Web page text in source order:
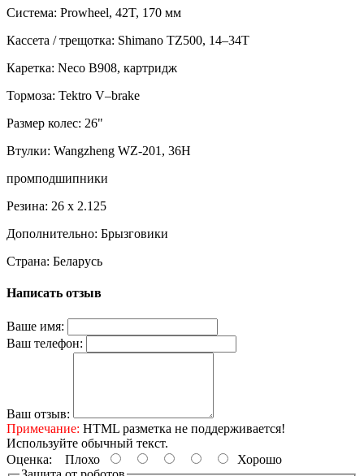
Система: Prowheel, 42T, 170 мм
Кассета / трещотка: Shimano TZ500, 14–34T
Каретка: Neco B908, картридж
Тормоза: Tektro V–brake
Размер колес: 26"
Втулки: Wangzheng WZ-201, 36H
промподшипники
Резина: 26 x 2.125
Дополнительно: Брызговики
Страна: Беларусь
Написать отзыв
Ваше имя:
Ваш телефон:
Ваш отзыв:
Примечание: HTML разметка не поддерживается!
Используйте обычный текст.
Оценка: Плохо
Хорошо